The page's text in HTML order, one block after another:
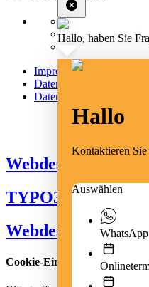
Impressum
Datenschutz
Datenschutz Social Media
Webdesign
TYPO3 Freiburg
Webdesign
Hallo, haben Sie
Hallo
Kontaktieren Sie
Auswählen
Cookie-Einstellungen